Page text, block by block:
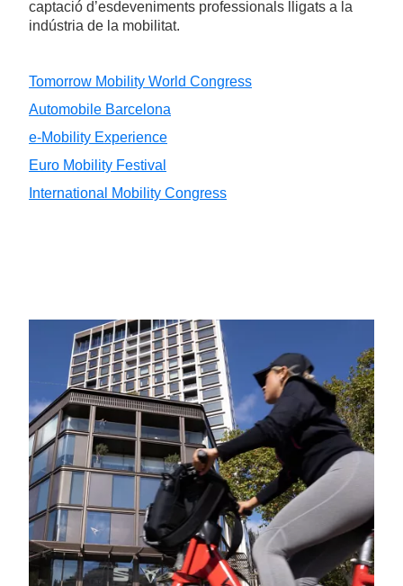
captació d’esdeveniments professionals lligats a la
indústria de la mobilitat.
Tomorrow Mobility World Congress
Automobile Barcelona
e-Mobility Experience
Euro Mobility Festival
International Mobility Congress